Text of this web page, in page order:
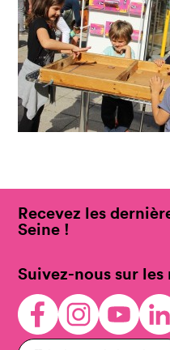
Recevez les
Seine !
Suivez-nous sur les